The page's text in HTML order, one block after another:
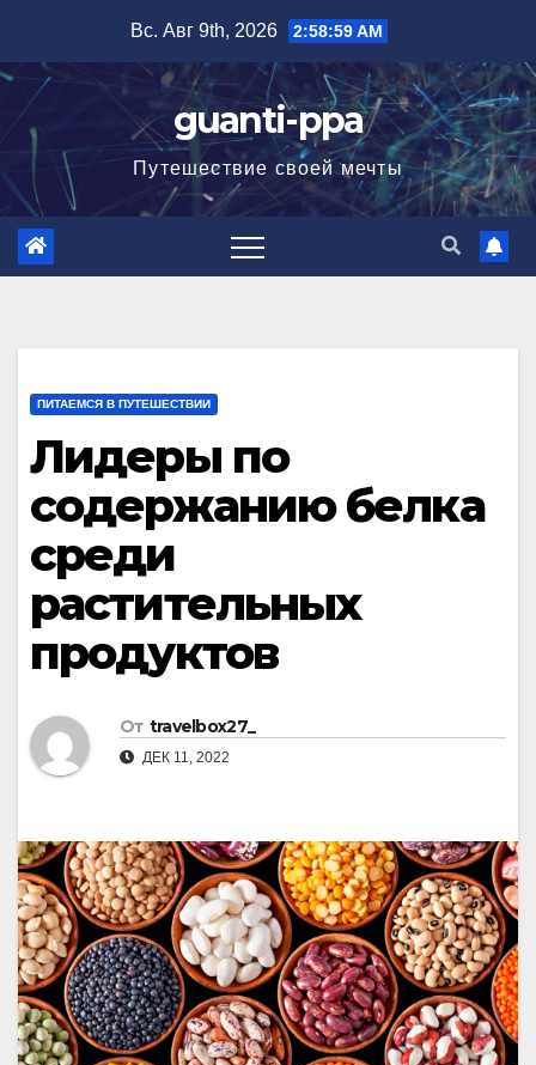
содержимому
Вс. Авг 9th, 2026 2:59:00 AM
guanti-ppa
Путешествие своей мечты
ПИТАЕМСЯ В ПУТЕШЕСТВИИ
Лидеры по
содержанию белка
среди
растительных
продуктов
От travelbox27_
ДЕК 11, 2022